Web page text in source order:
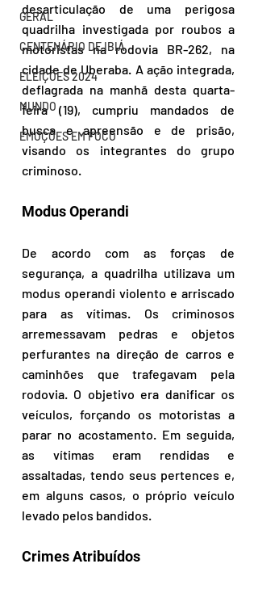
GERAL
CENTENÁRIO DE IBIÁ
ELEIÇÕES 2024
MUNDO
EMOÇÕES EM FOCO
desarticulação de uma perigosa
quadrilha investigada por roubos a
motoristas na rodovia BR-262, na
cidade de Uberaba. A ação integrada,
deflagrada na manhã desta quarta-
feira (19), cumpriu mandados de
busca e apreensão e de prisão,
visando os integrantes do grupo
criminoso.
Modus Operandi
De acordo com as forças de
segurança, a quadrilha utilizava um
modus operandi violento e arriscado
para as vítimas. Os criminosos
arremessavam pedras e objetos
perfurantes na direção de carros e
caminhões que trafegavam pela
rodovia. O objetivo era danificar os
veículos, forçando os motoristas a
parar no acostamento. Em seguida,
as vítimas eram rendidas e
assaltadas, tendo seus pertences e,
em alguns casos, o próprio veículo
levado pelos bandidos.
Crimes Atribuídos